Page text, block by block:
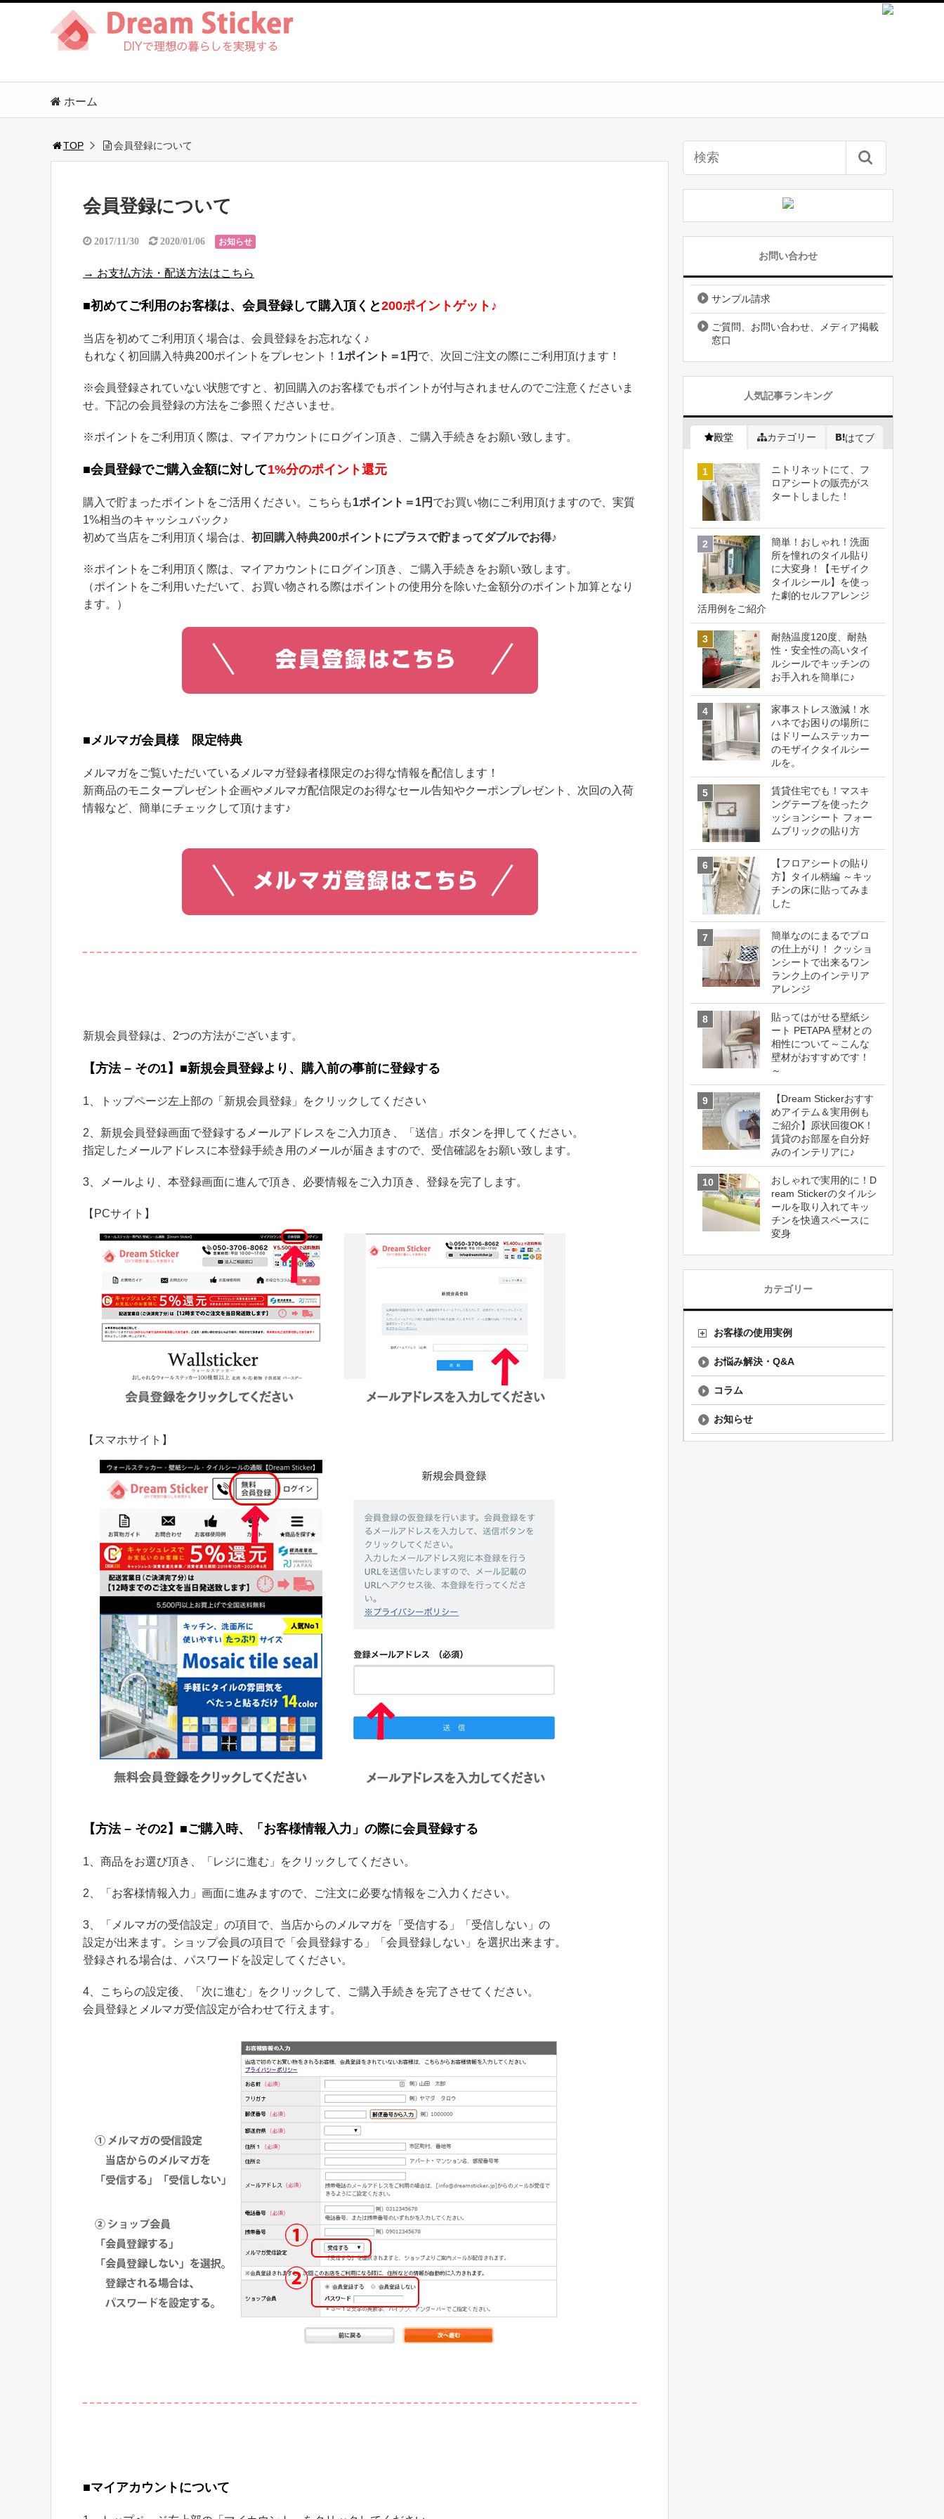
ホーム
TOP 会員登録について
会員登録について
2017/11/30 2020/01/06 お知らせ
→ お支払方法・配送方法はこちら
■初めてご利用のお客様は、会員登録して購入頂くと200ポイントゲット♪
当店を初めてご利用頂く場合は、会員登録をお忘れなく♪
もれなく初回購入特典200ポイントをプレセント！ 1ポイント＝1円 で、次回ご注文の際にご利用頂けます！
※会員登録されていない状態ですと、初回購入のお客様でもポイントが付与されませんのでご注意くださいま
せ。下記の会員登録の方法をご参照くださいませ。
※ポイントをご利用頂く際は、マイアカウントにログイン頂き、ご購入手続きをお願い致します。
■会員登録でご購入金額に対して1%分のポイント還元
購入で貯まったポイントをご活用ください。こちらも1ポイント＝1円 でお買い物にご利用頂けますので、実質
1%相当のキャッシュバック♪
初めて当店をご利用頂く場合は、 初回購入特典200ポイントにプラスで貯まってダブルでお得♪
※ポイントをご利用頂く際は、マイアカウントにログイン頂き、ご購入手続きをお願い致します。
（ポイントをご利用いただいて、お買い物される際はポイントの使用分を除いた金額分のポイント加算となり
ます。）
■メルマガ会員様 限定特典
メルマガをご覧いただいているメルマガ登録者様限定のお得な情報を配信します！
新商品のモニタープレゼント企画やメルマガ配信限定のお得なセール告知やクーポンプレゼント、次回の入荷
情報など、簡単にチェックして頂けます♪
新規会員登録は、2つの方法がございます。
【方法 – その1】■新規会員登録より、購入前の事前に登録する
1、トップページ左上部の「新規会員登録」をクリックしてください
2、新規会員登録画面で登録するメールアドレスをご入力頂き、「送信」ボタンを押してください。
指定したメールアドレスに本登録手続き用のメールが届きますので、受信確認をお願い致します。
3、メールより、本登録画面に進んで頂き、必要情報をご入力頂き、登録を完了します。
【PCサイト】
【スマホサイト】
【方法 – その2】■ご購入時、「お客様情報入力」の際に会員登録する
1、商品をお選び頂き、「レジに進む」をクリックしてください。
2、「お客様情報入力」画面に進みますので、ご注文に必要な情報をご入力ください。
3、「メルマガの受信設定」の項目で、当店からのメルマガを「受信する」「受信しない」の
設定が出来ます。ショップ会員の項目で「会員登録する」「会員登録しない」を選択出来ます。
登録される場合は、パスワードを設定してください。
4、こちらの設定後、「次に進む」をクリックして、ご購入手続きを完了させてください。
会員登録とメルマガ受信設定が合わせて行えます。
■マイアカウントについて
お問い合わせ
サンプル請求
ご質問、お問い合わせ、メディア掲載
窓口
人気記事ランキング
殿堂 カテゴリー はてブ
ニトリネットにて、フ
ロアシートの販売がス
タートしました！
簡単！おしゃれ！洗面
所を憧れのタイル貼り
に大変身！【モザイク
タイルシール】を使っ
た劇的セルフアレンジ
活用例をご紹介
耐熱温度120度、耐熱
性・安全性の高いタイ
ルシールでキッチンの
お手入れを簡単に♪
家事ストレス激減！水
ハネでお困りの場所に
はドリームステッカー
のモザイクタイルシー
ルを。
賃貸住宅でも！マスキ
ングテープを使ったク
ッションシート フォー
ムブリックの貼り方
【フロアシートの貼り
方】タイル柄編 ～キッ
チンの床に貼ってみま
した
簡単なのにまるでプロ
の仕上がり！ クッショ
ンシートで出来るワン
ランク上のインテリア
アレンジ
貼ってはがせる壁紙シ
ート PETAPA 壁材との
相性について～こんな
壁材がおすすめです！
～
【Dream Stickerおすす
めアイテム＆実用例も
ご紹介】原状回復OK！
賃貸のお部屋を自分好
みのインテリアに♪
おしゃれで実用的に！D
ream Stickerのタイルシ
ールを取り入れてキッ
チンを快適スペースに
変身
カテゴリー
お客様の使用実例
お悩み解決・Q&A
コラム
お知らせ